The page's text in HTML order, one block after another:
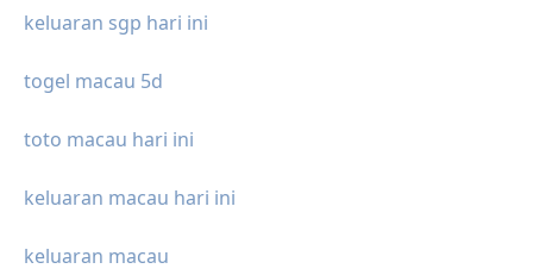
keluaran sgp hari ini
togel macau 5d
toto macau hari ini
keluaran macau hari ini
keluaran macau